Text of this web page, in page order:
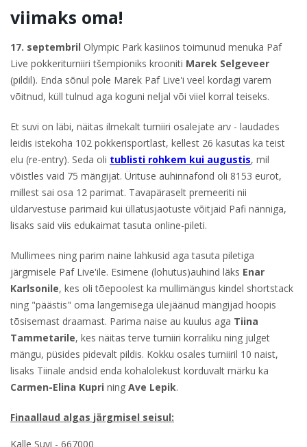
viimaks oma!
17. septembril Olympic Park kasiinos toimunud menuka Paf
Live pokkeriturniiri tšempioniks krooniti Marek Selgeveer
(pildil). Enda sõnul pole Marek Paf Live'i veel kordagi varem
võitnud, küll tulnud aga koguni neljal või viiel korral teiseks.
Et suvi on läbi, näitas ilmekalt turniiri osalejate arv - laudades
leidis istekoha 102 pokkerisportlast, kellest 26 kasutas ka teist
elu (re-entry). Seda oli tublisti rohkem kui augustis, mil
võistles vaid 75 mängijat. Ürituse auhinnafond oli 8153 eurot,
millest sai osa 12 parimat. Tavapäraselt premeeriti nii
üldarvestuse parimaid kui üllatusjaotuste võitjaid Pafi nänniga,
lisaks said viis edukaimat tasuta online-pileti.
Mullimees ning parim naine lahkusid aga tasuta piletiga
järgmisele Paf Live'ile. Esimene (lohutus)auhind läks Enar
Karlsonile, kes oli tõepoolest ka mullimängus kindel shortstack
ning "päästis" oma langemisega ülejäänud mängijad hoopis
tõsisemast draamast. Parima naise au kuulus aga Tiina
Tammetarile, kes näitas terve turniiri korraliku ning julget
mängu, püsides pidevalt pildis. Kokku osales turniiril 10 naist,
lisaks Tiinale andsid enda kohalolekust korduvalt märku ka
Carmen-Elina Kupri ning Ave Lepik.
Finaallaud algas järgmisel seisul:
Kalle Suvi - 667000